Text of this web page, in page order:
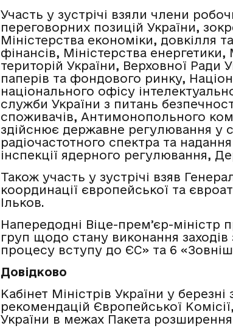
Участь у зустрічі взяли члени
переговорних позицій України,
Міністерства економіки, довкілля
фінансів, Міністерства
територій України, Верховної Ради
паперів та фондового ринку,
національного офісу
служби України з питань
споживачів, Антимонопольного
здійснює державне регулювання у
радіочастотного спектра та
інспекції ядерного регулювання,
Також участь у зустрічі взяв
координації європейської та
Ільков.
Напередодні Віце-премʼєр-міністр
груп щодо стану виконання
процесу вступу до ЄС» та 6
Довідково
Кабінет Міністрів України у
рекомендацій Європейської
України в межах Пакета